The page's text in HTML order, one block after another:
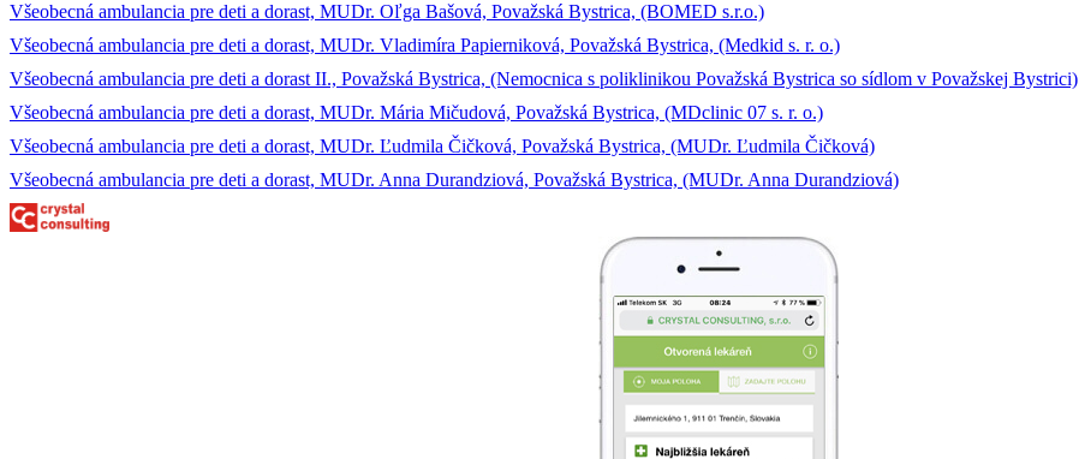
Všeobecná ambulancia pre deti a dorast, MUDr. Oľga Bašová, Považská Bystrica, (BOMED s.r.o.)
Všeobecná ambulancia pre deti a dorast, MUDr. Vladimíra Papierniková, Považská Bystrica, (Medkid s. r. o.)
Všeobecná ambulancia pre deti a dorast II., Považská Bystrica, (Nemocnica s poliklinikou Považská Bystrica so sídlom v Považskej Bystrici)
Všeobecná ambulancia pre deti a dorast, MUDr. Mária Mičudová, Považská Bystrica, (MDclinic 07 s. r. o.)
Všeobecná ambulancia pre deti a dorast, MUDr. Ľudmila Čičková, Považská Bystrica, (MUDr. Ľudmila Čičková)
Všeobecná ambulancia pre deti a dorast, MUDr. Anna Durandziová, Považská Bystrica, (MUDr. Anna Durandziová)